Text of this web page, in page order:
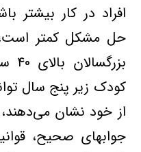
افراد در كار بیشتر
حل مشكل كمتر است،
كودك زیر پنج سال
از خود نشان
جوابهای صحیح،